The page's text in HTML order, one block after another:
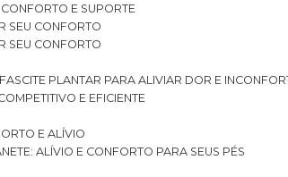
CONFORTO E SUPORTE
SEU CONFORTO
SEU CONFORTO
FASCITE PLANTAR PARA ALIVIAR DOR E
E EFICIENTE
E ALÍVIO
ALÍVIO E CONFORTO PARA SEUS PÉS